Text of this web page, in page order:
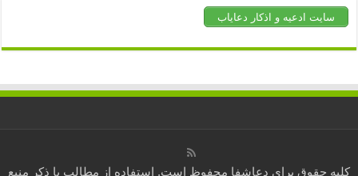
سایت ادعیه و اذکار دعایاب
کلیه حقوق برای دعاشفا محفوظ است. استفاده از مطالب با ذکر منبع